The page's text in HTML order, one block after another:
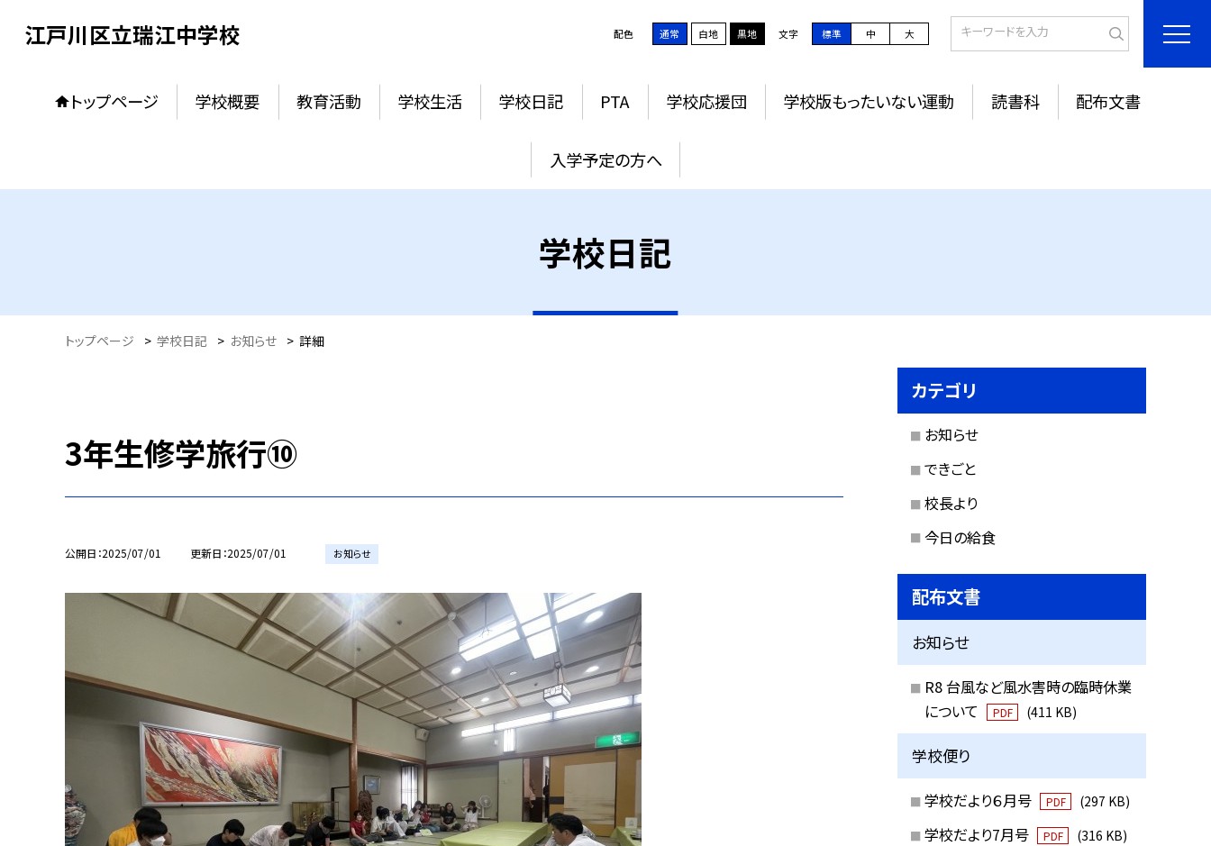
江戸川区立瑞江中学校 配色 通常 白地 黒地 文字 標準 中 大
トップページ 学校概要 教育活動 学校生活 学校日記 PTA 学校応援団 学校版もったいない運動 読書科 配布文書
入学予定の方へ
学校日記
トップページ > 学校日記 > お知らせ > 詳細
3年生修学旅行⑩
公開日 2025/07/01 更新日 2025/07/01 お知らせ
カテゴリ
お知らせ
できごと
校長より
今日の給食
配布文書
お知らせ
R8 台風など風水害時の臨時休業
について
PDF (411 KB)
学校便り
学校だより６月号 PDF (297 KB)
学校だより7月号 PDF (316 KB)